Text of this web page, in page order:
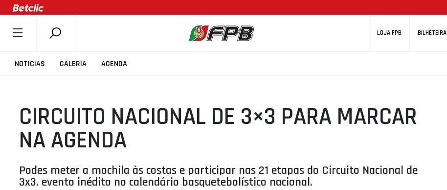
LOJA FPB BILHETEIRA
NOTICIAS GALERIA AGENDA
SOBRE A FPB
COMPETIÇÕES
ASSOCIAÇÕES
CLUBES
AGENTES
AGENDA
CIRCUITO NACIONAL DE 3×3 PARA MARCAR
NA AGENDA
Podes meter a mochila às costas e participar nas 21 etapas do Circuito Nacional de
3x3, evento inédito no calendário basquetebolístico nacional.